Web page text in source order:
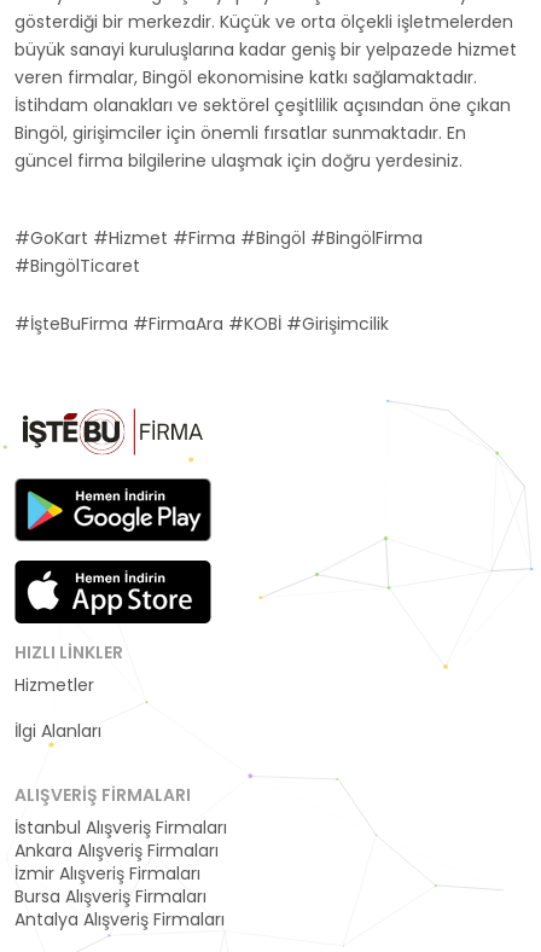
gösterdiği bir merkezdir. Küçük ve orta ölçekli işletmelerden
büyük sanayi kuruluşlarına kadar geniş bir yelpazede hizmet
veren firmalar, Bingöl ekonomisine katkı sağlamaktadır.
İstihdam olanakları ve sektörel çeşitlilik açısından öne çıkan
Bingöl, girişimciler için önemli fırsatlar sunmaktadır. En
güncel firma bilgilerine ulaşmak için doğru yerdesiniz.
#GoKart #Hizmet #Firma #Bingöl #BingölFirma
#BingölTicaret
#İşteBuFirma #FirmaAra #KOBİ #Girişimcilik
HIZLI LINKLER
Hizmetler
İlgi Alanları
ALIŞVERIŞ FIRMALARI
İstanbul Alışveriş Firmaları
Ankara Alışveriş Firmaları
İzmir Alışveriş Firmaları
Bursa Alışveriş Firmaları
Antalya Alışveriş Firmaları